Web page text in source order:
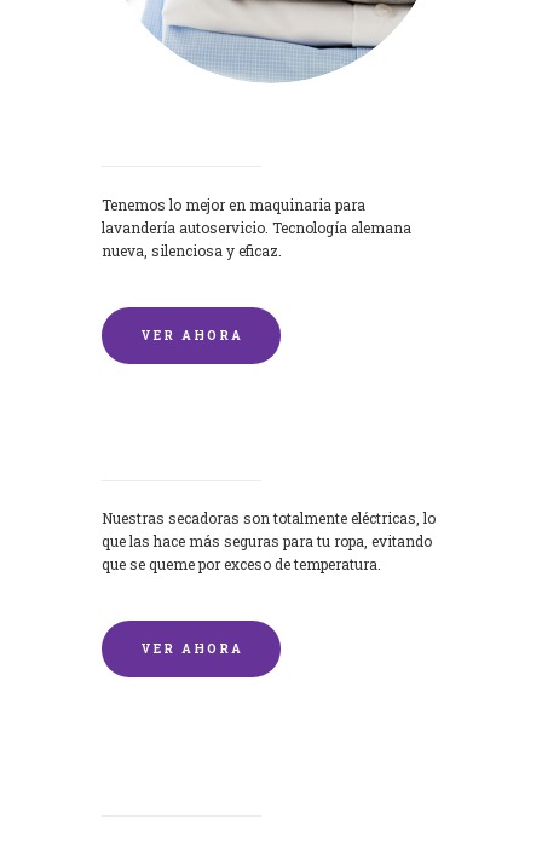
Tenemos lo mejor en maquinaria para
lavandería autoservicio. Tecnología alemana
nueva, silenciosa y eficaz.
VER AHORA
Nuestras secadoras son totalmente eléctricas, lo
que las hace más seguras para tu ropa, evitando
que se queme por exceso de temperatura.
VER AHORA